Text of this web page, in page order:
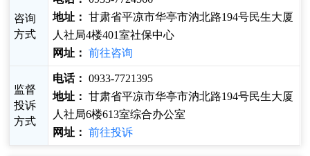
咨询
方式
地址： 甘肃省平凉市华亭市汭北路194号民生大厦
人社局4楼401室社保中心
网址： 前往咨询
监督
投诉
方式
电话： 0933-7721395
地址： 甘肃省平凉市华亭市汭北路194号民生大厦
人社局6楼613室综合办公室
网址： 前往投诉